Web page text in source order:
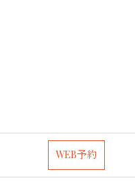
WEB予約